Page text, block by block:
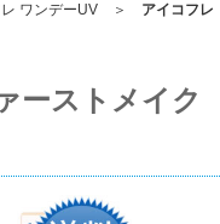
ワンデーUV ＞ アイコフ
ーストメイク